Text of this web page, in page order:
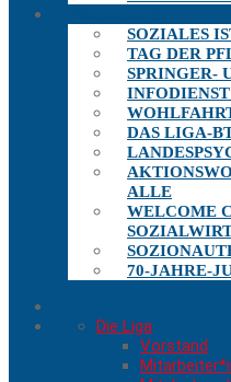
SOZIALES
TAG DER
SPRINGER-
DAS LIGA-
ALLE
WELCOME
70-JAHRE-
Die Liga
Vorstand